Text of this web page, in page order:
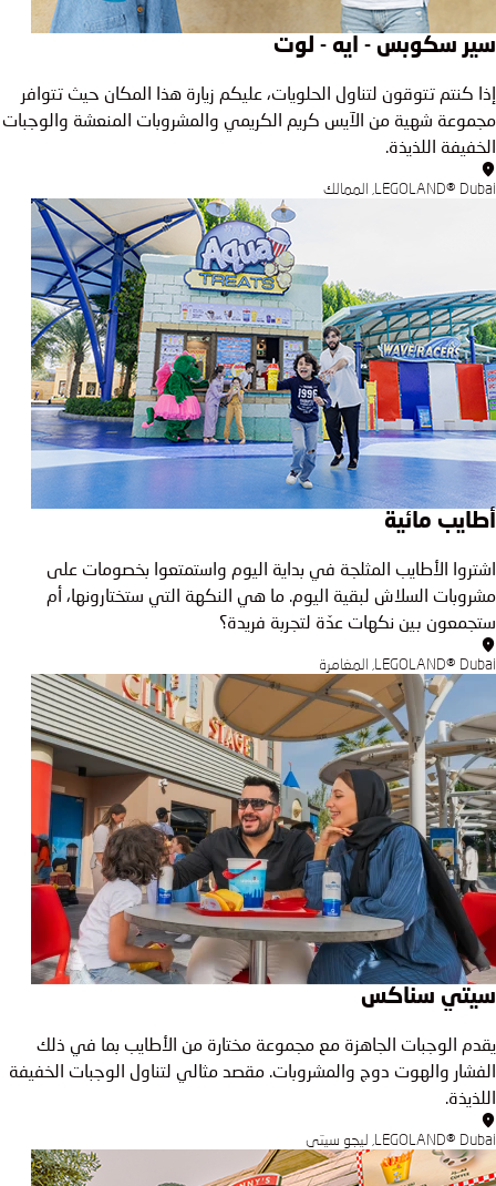
سير سكوبس - ايه - لوت
إذا كنتم تتوقون لتناول الحلويات، عليكم زيارة هذا المكان حيث تتوافر
مجموعة شهية من الآيس كريم الكريمي والمشروبات المنعشة والوجبات
الخفيفة اللذيذة.
LEGOLAND® Dubai, الممالك
أطايب مائية
اشتروا الأطايب المثلجة في بداية اليوم واستمتعوا بخصومات على
مشروبات السلاش لبقية اليوم. ما هي النكهة التي ستختارونها، أم
ستجمعون بين نكهات عدّة لتجربة فريدة؟
LEGOLAND® Dubai, المغامرة
سيتي سناكس
يقدم الوجبات الجاهزة مع مجموعة مختارة من الأطايب بما في ذلك
الفشار والهوت دوج والمشروبات. مقصد مثالي لتناول الوجبات الخفيفة
اللذيذة.
LEGOLAND® Dubai, ليجو سيتي